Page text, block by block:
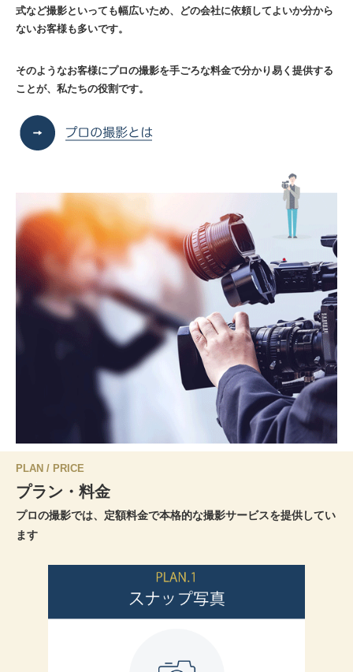
式など撮影といっても幅広いため、どの会社に依頼してよいか分から
ないお客様も多いです。
そのようなお客様にプロの撮影を手ごろな料金で分かり易く提供する
ことが、私たちの役割です。
PLAN / PRICE
プラン・料金
プロの撮影では、定額料金で本格的な撮影サービスを提供してい
ます